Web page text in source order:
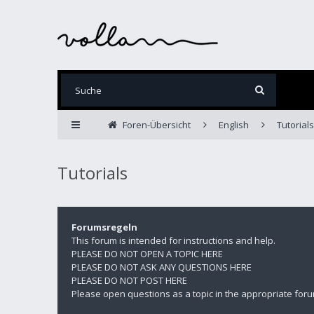
Foren-Übersicht English Tutorials
Tutorials
Forumsregeln
This forum is intended for instructions and help.
PLEASE DO NOT OPEN A TOPIC HERE
PLEASE DO NOT ASK ANY QUESTIONS HERE
PLEASE DO NOT POST HERE
Please open questions as a topic in the appropriate